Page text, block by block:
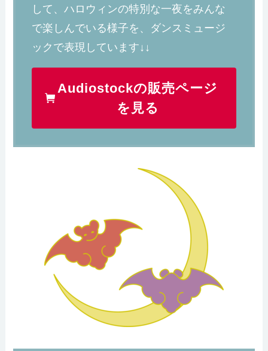
して、ハロウィンの特別な一夜をみんな
で楽しんでいる様子を、ダンスミュージ
ックで表現しています↓↓
Audiostockの販売ページ
を見る